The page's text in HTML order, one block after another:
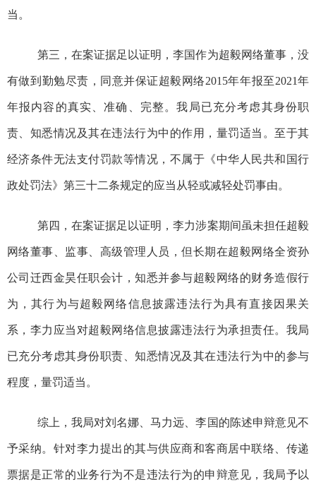
当。
第三，在案证据足以证明，李国作为超毅网络董事，没
有做到勤勉尽责， 同意并保证超毅网络2015年年报至2021年
年报内容的真实、准确、完整。我局已充分考虑其身份职
责、知悉情况及其在违法行为中的作用，量罚适当。至于其
经济条件无法支付罚款等情况，不属于《中华人民共和国行
政处罚法》第三十二条规定的应当从轻或减轻处罚事由。
第四，在案证据足以证明，李力涉案期间虽未担任超毅
网络董事、监事、高级管理人员，但长期在超毅网络全资孙
公司迁西金昊任职会计，知悉并参与超毅网络的财务造假行
为 ，其行为与超毅网络信息披露违法行为具有直接因果关
系，李力应当对超毅网络信息披露违法行为承担责任。我局
已充分考虑其身份职责、知悉情况及其在违法行为中的参与
程度，量罚适当。
综上，我局对刘名娜、马力远、李国的陈述申辩意见不
予采纳。 针对李力提出的其与供应商和客商居中联络、传递
票据是正常的业务行为不是违法行为的申辩意见，我局予以